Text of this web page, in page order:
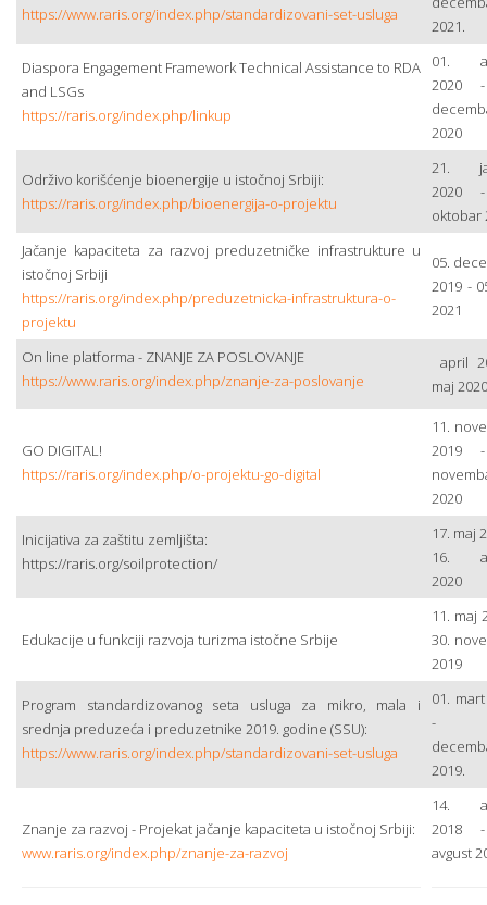
https://www.raris.org/index.php/standardizovani-set-usluga
2021.
Diaspora Engagement Framework Technical Assistance to RDA
and LSGs
https://raris.org/index.php/linkup
01.
2020
2020
Održivo korišćenje bioenergije u istočnoj Srbiji:
https://raris.org/index.php/bioenergija-o-projektu
21.
2020
oktobar
Jačanje kapaciteta za razvoj preduzetničke infrastrukture u
istočnoj Srbiji
https://raris.org/index.php/preduzetnicka-infrastruktura-o-
projektu
05.
2019 -
2021
On line platforma - ZNANJE ZA POSLOVANJE
https://www.raris.org/index.php/znanje-za-poslovanje
april
maj 2020
GO DIGITAL!
https://raris.org/index.php/o-projektu-go-digital
11.
2019
2020
Inicijativa za zaštitu zemljišta:
https://raris.org/soilprotection/
17. maj
16.
2020
Edukacije u funkciji razvoja turizma istočne Srbije
11. maj
30.
2019
Program standardizovanog seta usluga za mikro, mala i
srednja preduzeća i preduzetnike 2019. godine (SSU):
https://www.raris.org/index.php/standardizovani-set-usluga
01.
-
2019.
Znanje za razvoj - Projekat jačanje kapaciteta u istočnoj Srbiji:
www.raris.org/index.php/znanje-za-razvoj
14.
2018
avgust